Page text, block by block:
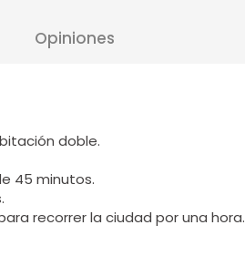
Opiniones
doble.
45 minutos.
recorrer la ciudad por una hora.